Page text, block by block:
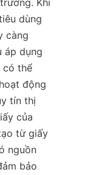
dùng
càng
áp dụng
có thể
động
tín thị
của
từ giấy
nguồn
bảo